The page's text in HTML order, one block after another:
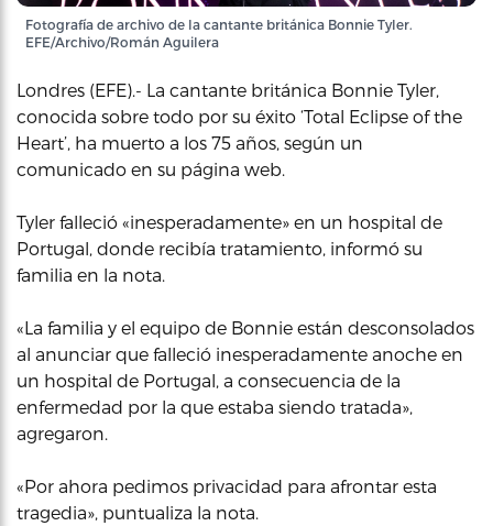
Fotografía de archivo de la cantante británica Bonnie Tyler.
EFE/Archivo/Román Aguilera
Londres (EFE).- La cantante británica Bonnie Tyler,
conocida sobre todo por su éxito ‘Total Eclipse of the
Heart’, ha muerto a los 75 años, según un
comunicado en su página web.
Tyler falleció «inesperadamente» en un hospital de
Portugal, donde recibía tratamiento, informó su
familia en la nota.
«La familia y el equipo de Bonnie están desconsolados
al anunciar que falleció inesperadamente anoche en
un hospital de Portugal, a consecuencia de la
enfermedad por la que estaba siendo tratada»,
agregaron.
«Por ahora pedimos privacidad para afrontar esta
tragedia», puntualiza la nota.